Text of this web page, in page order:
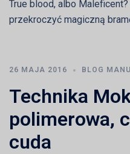
True blood, albo
przekroczyć magiczną
26 MAJA 2016 BLOG
Technika
polimerowa,
cuda